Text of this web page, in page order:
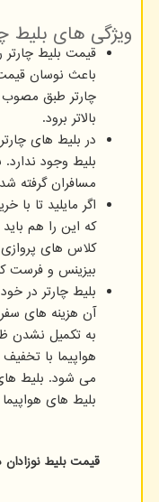
ویژگی های بلیط
قیمت بلیط چارتر
باعث نوسان
چارتر طبق مصوب
بالاتر برود.
در بلیط های
بلیط وجود
مسافران گرفته
اگر مایلید تا با
که این را هم
کلاس های
بیزینس و فرست
بلیط چارتر در
آن هزینه های
به تکمیل نشدن
هواپیما با
می شود. بلیط
بلیط های
قیمت بلیط نوزادان